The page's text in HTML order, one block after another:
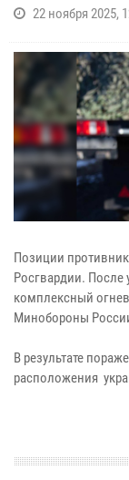
22 ноября 2025,
Позиции
Росгвардии. После
комплексный
Минобороны
В результате
расположения